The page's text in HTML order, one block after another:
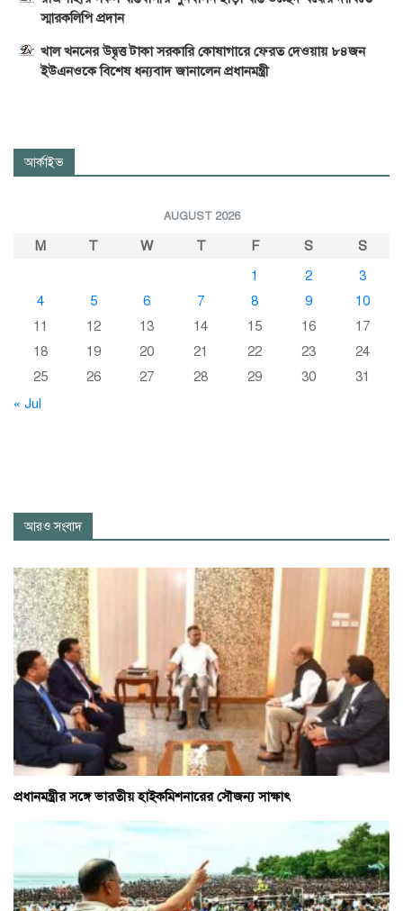
স্মারকলিপি প্রদান
খাল খননের উদ্বৃত্ত টাকা সরকারি কোষাগারে ফেরত দেওয়ায় ৮৪জন
ইউএনওকে বিশেষ ধন্যবাদ জানালেন প্রধানমন্ত্রী
আর্কাইভ
AUGUST 2026
M T W T F S
S
1
2
3
4
5 6 7 8 9
10
11
12 13 14 15 16
17
18
19 20 21 22 23
24
25
26 27 28 29 30
31
« Jul
আরও সংবাদ
প্রধানমন্ত্রীর সঙ্গে ভারতীয় হাইকমিশনারের সৌজন্য সাক্ষাৎ